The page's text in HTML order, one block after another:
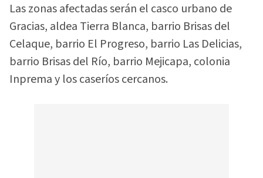
Las zonas afectadas serán el casco urbano de
Gracias, aldea Tierra Blanca, barrio Brisas del
Celaque, barrio El Progreso, barrio Las Delicias,
barrio Brisas del Río, barrio Mejicapa, colonia
Inprema y los caseríos cercanos.